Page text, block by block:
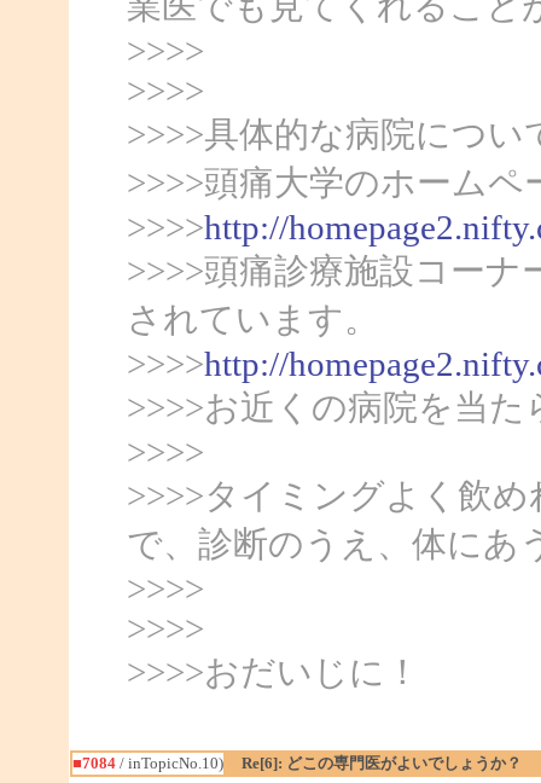
>>>>
>>>>
>>>>具体的な病院につい
>>>>頭痛大学のホームペ
>>>>http://
>>>>頭痛診療施設コー
されています。
>>>>http://
>>>>お近くの病院を当
>>>>
>>>>タイミングよく飲
で、診断のうえ、体にあ
>>>>
>>>>
>>>>おだいじに！
■7084/ inTopicNo.10) Re[6]: どこの専門医がよいでしょうか？